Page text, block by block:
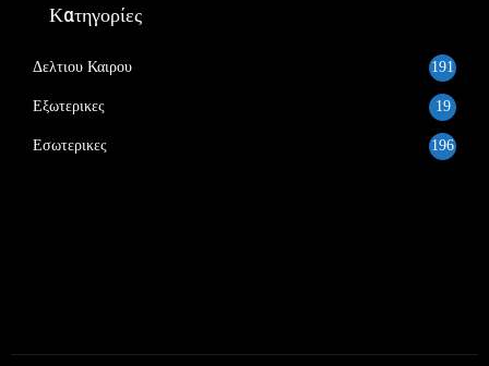
Κατηγορίες
Δελτιου Καιρου 191
Εξωτερικες 19
Εσωτερικες 196